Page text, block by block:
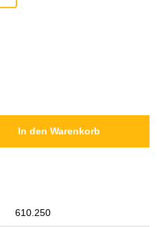
den gewünschten
In den Warenkorb
610.250